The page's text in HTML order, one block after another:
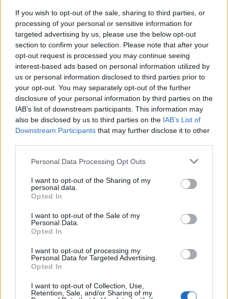
If you wish to opt-out of the sale, sharing to third parties, or
processing of your personal or sensitive information for
targeted advertising by us, please use the below opt-out
section to confirm your selection. Please note that after your
opt-out request is processed you may continue seeing
interest-based ads based on personal information utilized by
us or personal information disclosed to third parties prior to
your opt-out. You may separately opt-out of the further
disclosure of your personal information by third parties on the
IAB’s list of downstream participants. This information may
also be disclosed by us to third parties on the IAB’s List of
Downstream Participants that may further disclose it to other
Personal Data Processing Opt Outs
I want to opt-out of the Sharing of my
personal data.
Opted In
I want to opt-out of the Sale of my
Personal Data.
Opted In
I want to opt-out of processing my
Personal Data for Targeted Advertising.
Opted In
I want to opt-out of Collection, Use,
Retention, Sale, and/or Sharing of my
Το παρελθόν του έλεγε ότι τρέχει. Η κόρη μου
δεν μου είχε πει ότι φοβόταν που έμπαινε στο
αμάξι του.
μείνει στο Νοσοκομείο, και είχε και άλλα δύο
ατυχήματα.